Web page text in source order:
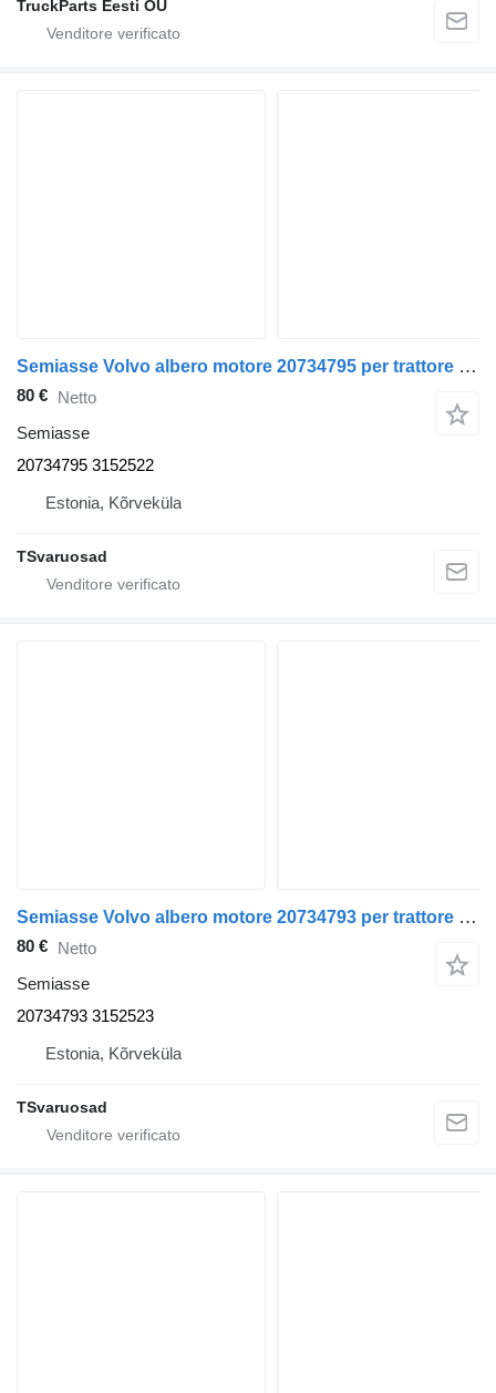
TruckParts Eesti OÜ
Semiasse Volvo albero motore 20734795 per trattore stradale Volvo FE280
80 € Netto
Semiasse
20734795 3152522
Estonia, Kõrveküla
TSvaruosad
Semiasse Volvo albero motore 20734793 per trattore stradale Volvo FE280
80 € Netto
Semiasse
20734793 3152523
Estonia, Kõrveküla
TSvaruosad